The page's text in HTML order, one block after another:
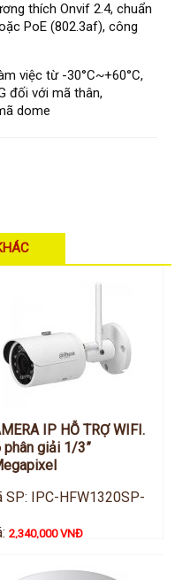
thích Onvif 2.4, chuẩn
PoE (802.3af), công
việc từ -30°C~+60°C,
đối với mã thân,
dome
IP HỖ TRỢ WIFI.
giải 1/3”
SP: IPC-HFW1320SP-
2,340,000 VNĐ